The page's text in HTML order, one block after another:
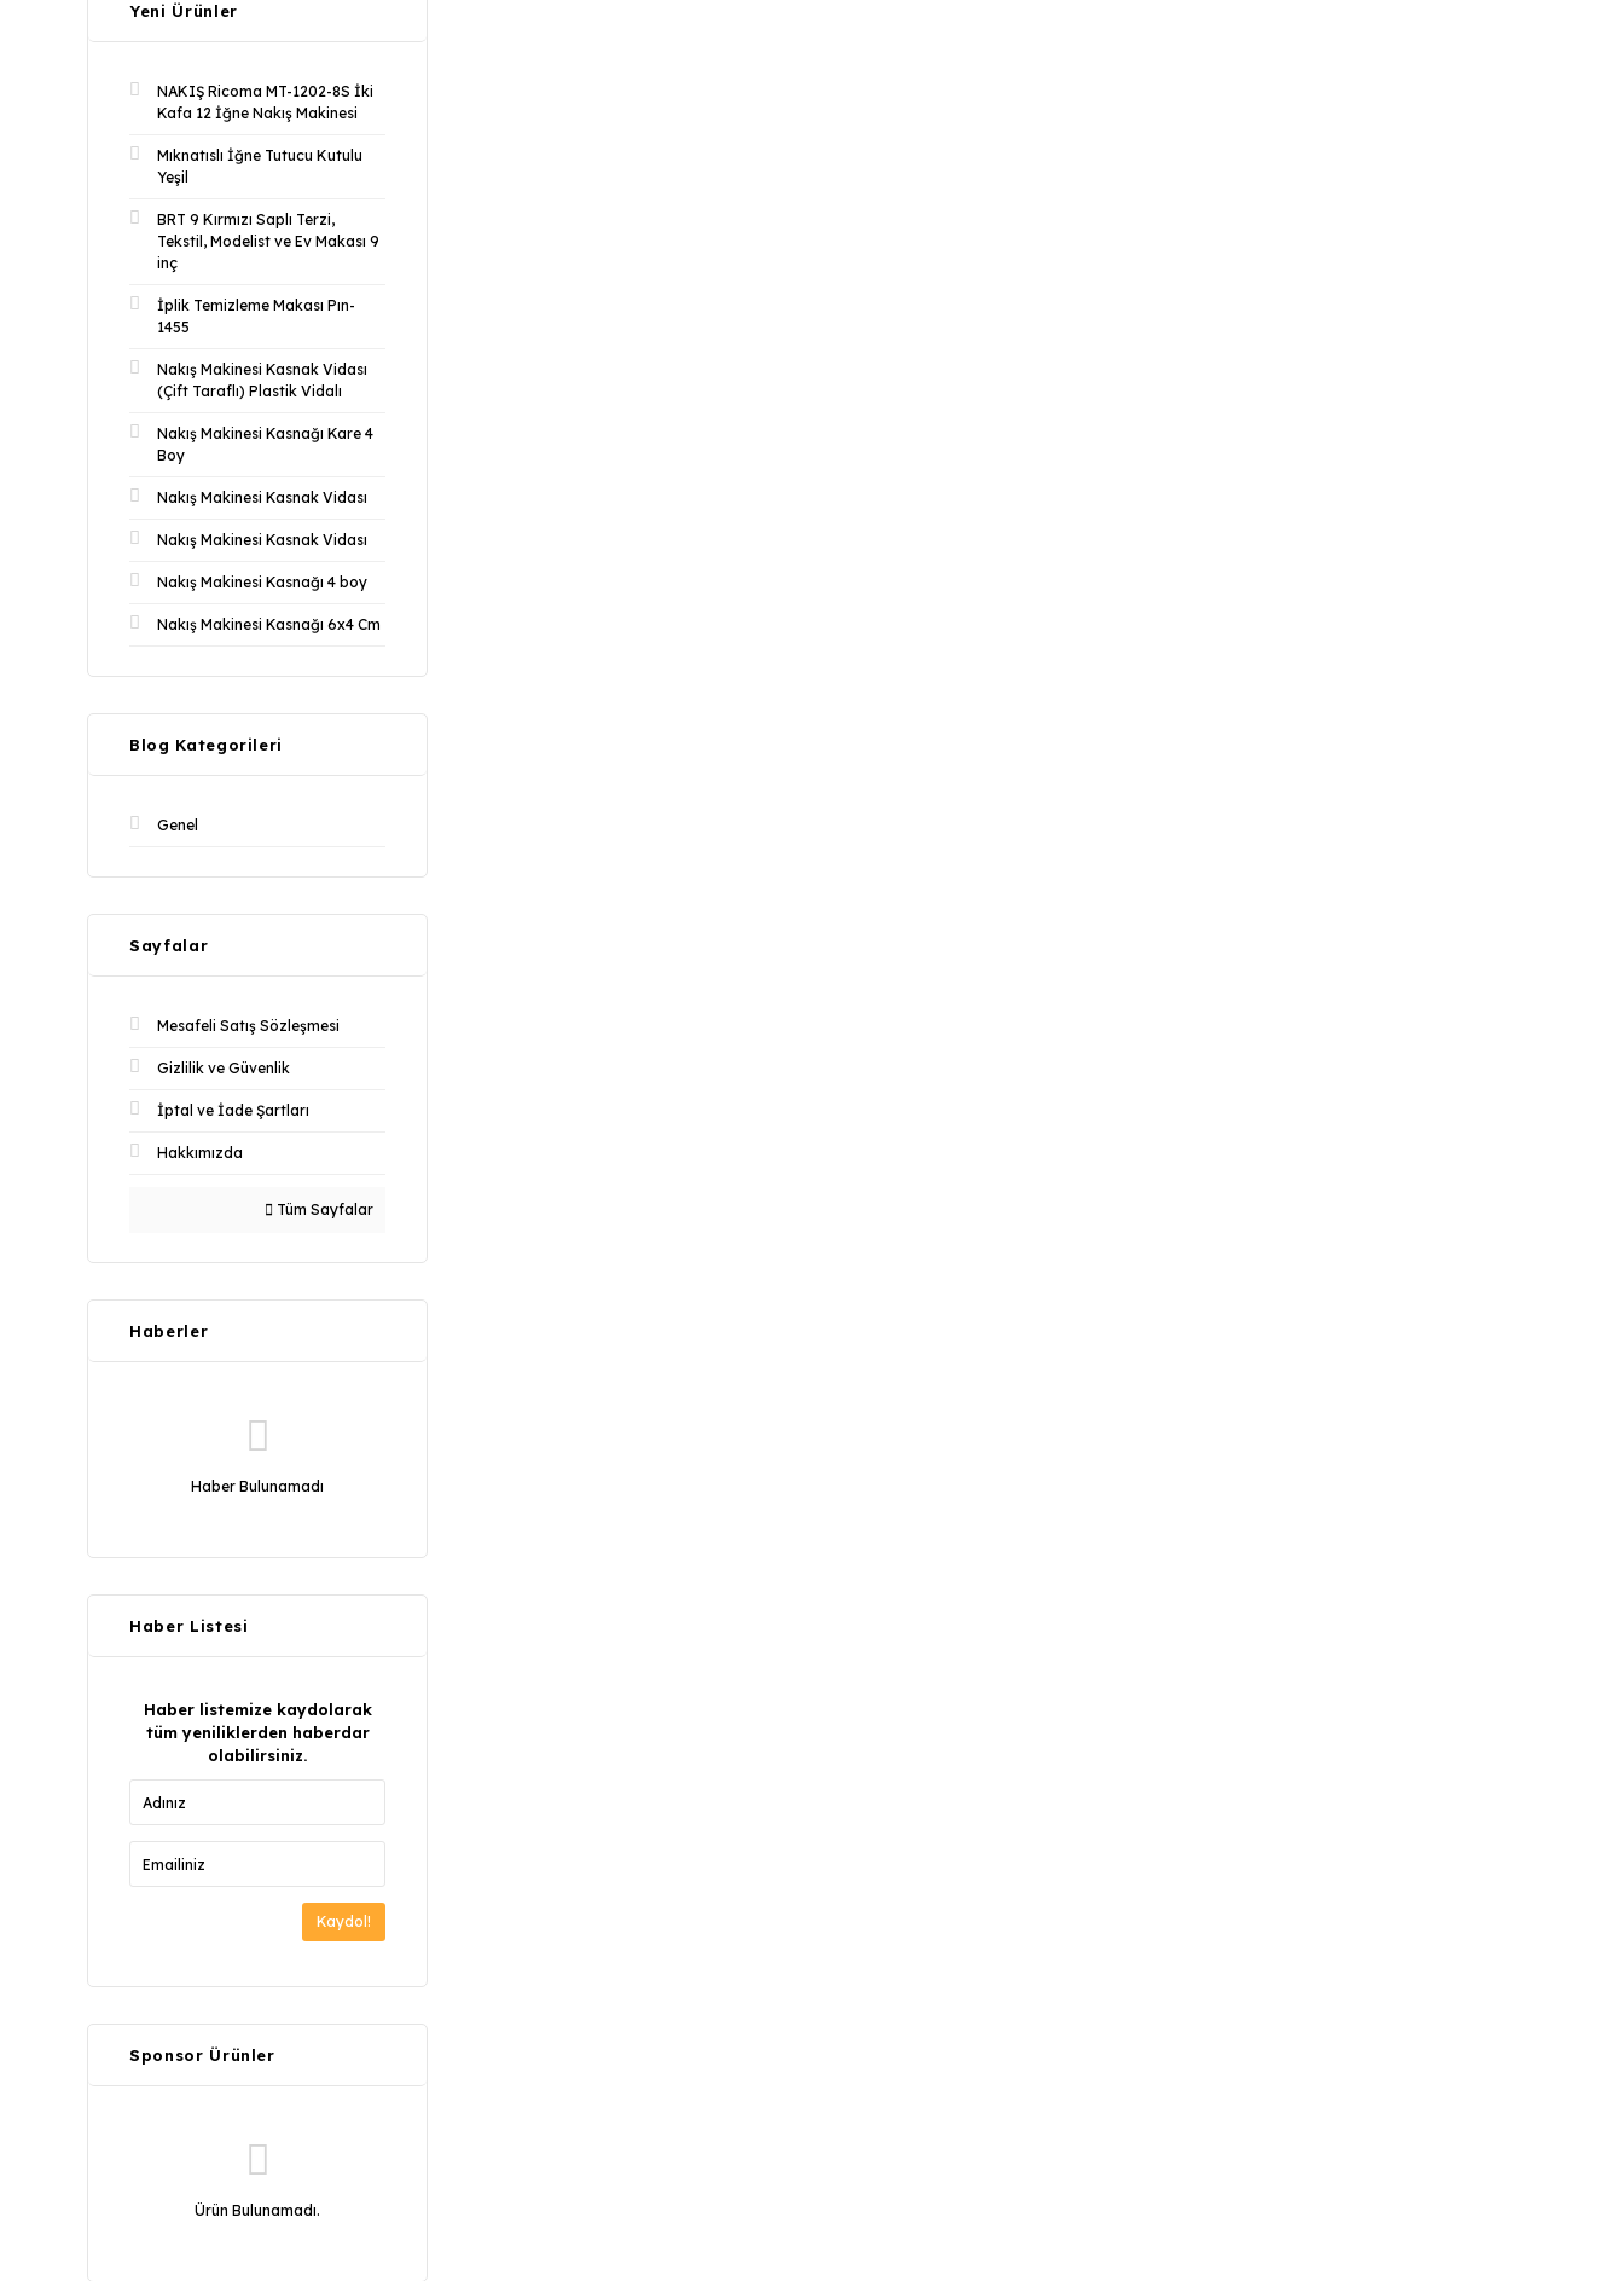
Yeni Ürünler
NAKIŞ Ricoma MT-1202-8S İki
Kafa 12 İğne Nakış Makinesi
Mıknatıslı İğne Tutucu Kutulu
Yeşil
BRT 9 Kırmızı Saplı Terzi,
Tekstil, Modelist ve Ev Makası 9
inç
İplik Temizleme Makası Pın-
1455
Nakış Makinesi Kasnak Vidası
(Çift Taraflı) Plastik Vidalı
Nakış Makinesi Kasnağı Kare 4
Boy
Nakış Makinesi Kasnak Vidası
Nakış Makinesi Kasnak Vidası
Nakış Makinesi Kasnağı 4 boy
Nakış Makinesi Kasnağı 6x4 Cm
Blog Kategorileri
Genel
Sayfalar
Mesafeli Satış Sözleşmesi
Gizlilik ve Güvenlik
İptal ve İade Şartları
Hakkımızda
Tüm Sayfalar
Haberler
Haber Bulunamadı
Haber Listesi
Haber listemize kaydolarak
tüm yeniliklerden haberdar
olabilirsiniz.
Kaydol!
Sponsor Ürünler
Ürün Bulunamadı.